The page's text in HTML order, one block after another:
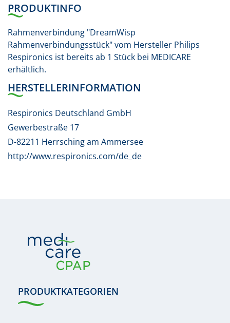
PRODUKTINFO
Rahmenverbindung "DreamWisp
Rahmenverbindungsstück" vom Hersteller Philips
Respironics ist bereits ab 1 Stück bei MEDICARE
erhältlich.
HERSTELLERINFORMATION
Respironics Deutschland GmbH
Gewerbestraße 17
D-82211 Herrsching am Ammersee
http://www.respironics.com/de_de
PRODUKTKATEGORIEN